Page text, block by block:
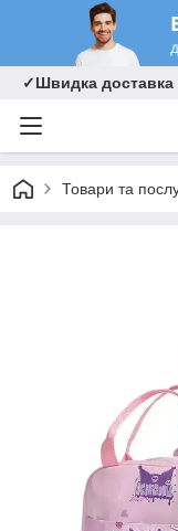
✓Швидка доставка
Товари та